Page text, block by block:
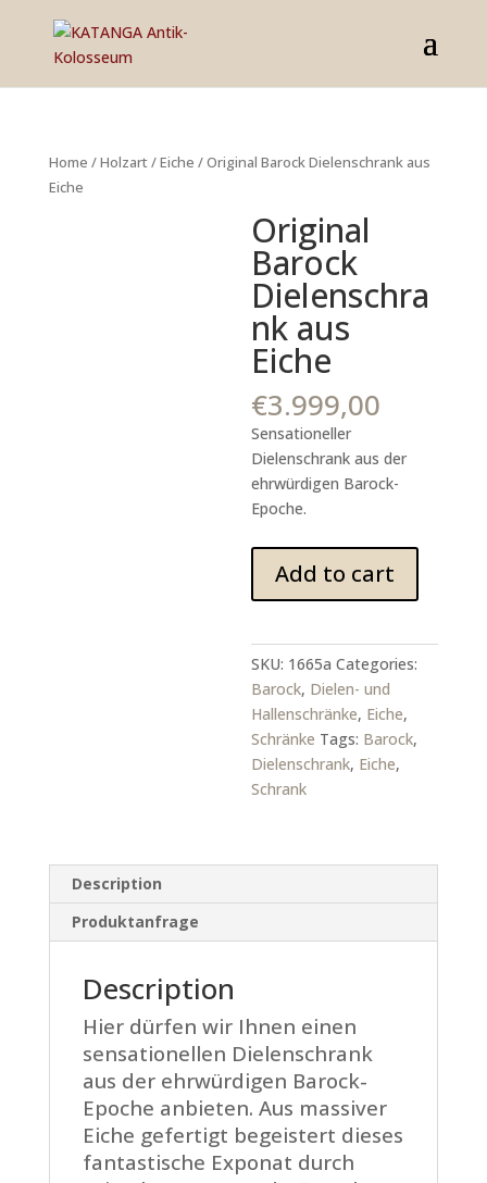
Home /Holzart/Eiche / Original Barock Dielenschrank aus
Eiche
Original
Barock
Dielenschra
nk aus
Eiche
€3.999,00
Sensationeller
Dielenschrank aus der
ehrwürdigen Barock-
Epoche.
Barock
Dielenschrank
Eiche
quantity
Add to cart
SKU: 1665a Categories:
Barock, Dielen- und
Hallenschränke, Eiche,
Schränke Tags: Barock,
Dielenschrank, Eiche,
Schrank
Description
Produktanfrage
Description
Hier dürfen wir Ihnen einen
sensationellen Dielenschrank
aus der ehrwürdigen Barock-
Epoche anbieten. Aus massiver
Eiche gefertigt begeistert dieses
fantastische Exponat durch